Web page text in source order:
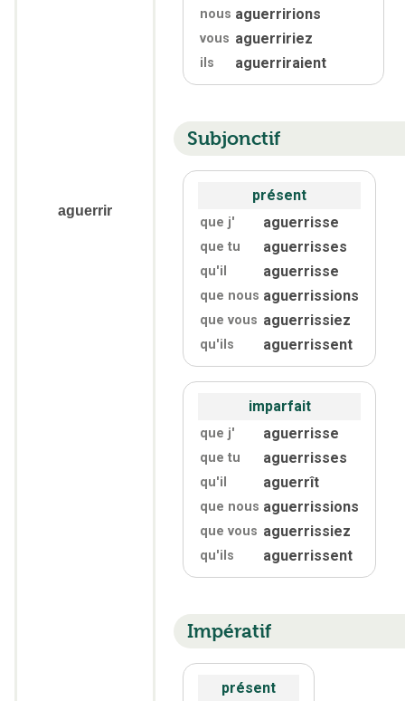
aguerrir
nous aguerririons
vous aguerririez
ils aguerriraient
Subjonctif
présent
que j' aguerrisse
que tu aguerrisses
qu'il aguerrisse
que nous aguerrissions
que vous aguerrissiez
qu'ils aguerrissent
imparfait
que j' aguerrisse
que tu aguerrisses
qu'il aguerrît
que nous aguerrissions
que vous aguerrissiez
qu'ils aguerrissent
Impératif
présent